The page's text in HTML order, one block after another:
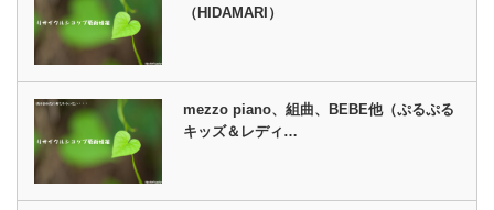
（HIDAMARI）
mezzo piano、組曲、BEBE他（ぷるぷる
キッズ＆レディ…